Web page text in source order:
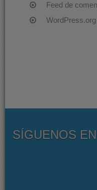
Feed de
WordPress.org
SÍGUENOS